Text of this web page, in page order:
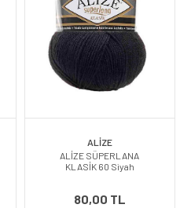
ALİZE
ALİZE SÜPERLANA
KLASİK 60 Siyah
80,00 TL